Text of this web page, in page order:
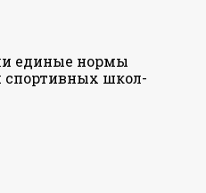
единые нормы
школ-